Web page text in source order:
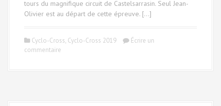
tours du magnifique circuit de Castelsarrasin. Seul Jean-
Olivier est au départ de cette épreuve. […]
Cyclo-Cross, Cyclo-Cross 2019
Écrire un
commentaire